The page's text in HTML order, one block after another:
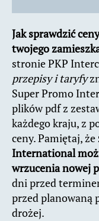
Jak sprawdzić
twojego
stronie PKP
przepisy i taryfy
Super Promo
plików pdf z
każdego kraju, z
ceny. Pamiętaj, że
International
wrzucenia nowej
dni przed
przed planowaną
drożej.